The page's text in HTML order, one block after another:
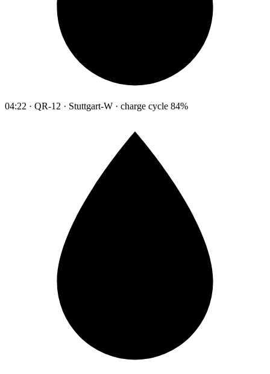
04:22 · QR-12 · Stuttgart-W · charge cycle 84%